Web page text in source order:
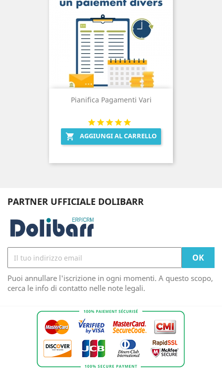
Pianifica Pagamenti Vari
 AGGIUNGI AL CARRELLO
PARTNER UFFICIALE DOLIBARR
Puoi annullare l'iscrizione in ogni momenti. A questo scopo,
cerca le info di contatto nelle note legali.